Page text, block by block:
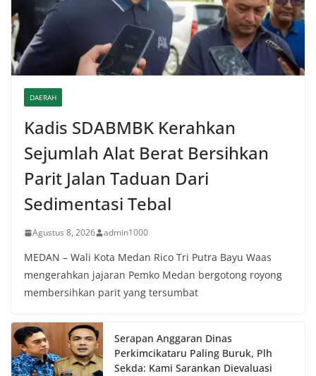
DAERAH
Kadis SDABMBK Kerahkan
Sejumlah Alat Berat Bersihkan
Parit Jalan Taduan Dari
Sedimentasi Tebal
Agustus 8, 2026 admin1000
MEDAN – Wali Kota Medan Rico Tri Putra Bayu Waas
mengerahkan jajaran Pemko Medan bergotong royong
membersihkan parit yang tersumbat
Serapan Anggaran Dinas
Perkimcikataru Paling Buruk, Plh
Sekda: Kami Sarankan Dievaluasi